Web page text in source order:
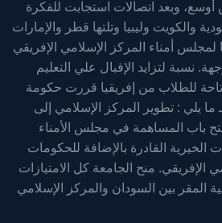
وبعد اتصالات استجابت للفكرة
والكويت وليبيا وتلتها قطر والإمارات
لمجلس أمناء المركز الإسلامي الإفريقي
نسبة لتزايد الإقبال علي التعليم
للطلاب من إفريقيا قررت حكومة
في عام 1411هـ ما يلي : تطوير المركز الإسلامي إلى
فتح باب المساهمة في مجلس الأمناء
الخيرية القادرة بالإضافة للحكومات
الإفريقي. منح الجامعة كل الامتيازات
المقر بين السودان والمركز الإسلامي